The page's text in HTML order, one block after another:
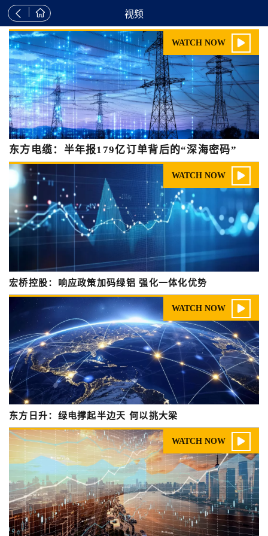
  视频
WATCH NOW 
东方电缆：半年报179亿订单背后的“深海密码”
WATCH NOW 
宏桥控股：响应政策加码绿铝 强化一体化优势
WATCH NOW 
东方日升：绿电撑起半边天 何以挑大梁
WATCH NOW 